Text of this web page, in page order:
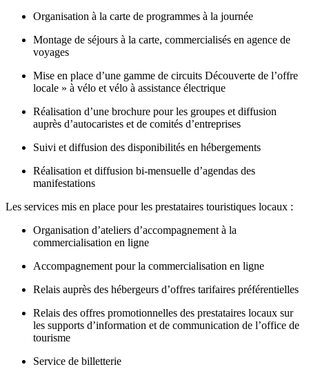
Organisation à la carte de programmes à la journée
Montage de séjours à la carte, commercialisés en agence de
voyages
Mise en place d’une gamme de circuits Découverte de l’offre
locale » à vélo et vélo à assistance électrique
Réalisation d’une brochure pour les groupes et diffusion
auprès d’autocaristes et de comités d’entreprises
Suivi et diffusion des disponibilités en hébergements
Réalisation et diffusion bi-mensuelle d’agendas des
manifestations
Les services mis en place pour les prestataires touristiques locaux :
Organisation d’ateliers d’accompagnement à la
commercialisation en ligne
Accompagnement pour la commercialisation en ligne
Relais auprès des hébergeurs d’offres tarifaires préférentielles
Relais des offres promotionnelles des prestataires locaux sur
les supports d’information et de communication de l’office de
tourisme
Service de billetterie